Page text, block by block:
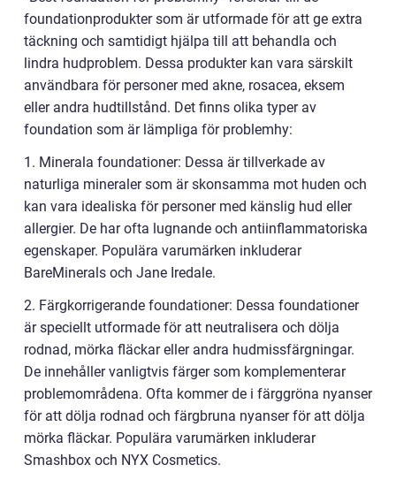
foundationprodukter som är utformade för att ge extra
täckning och samtidigt hjälpa till att behandla och
lindra hudproblem. Dessa produkter kan vara särskilt
användbara för personer med akne, rosacea, eksem
eller andra hudtillstånd. Det finns olika typer av
foundation som är lämpliga för problemhy:
1. Minerala foundationer: Dessa är tillverkade av
naturliga mineraler som är skonsamma mot huden och
kan vara idealiska för personer med känslig hud eller
allergier. De har ofta lugnande och antiinflammatoriska
egenskaper. Populära varumärken inkluderar
BareMinerals och Jane Iredale.
2. Färgkorrigerande foundationer: Dessa foundationer
är speciellt utformade för att neutralisera och dölja
rodnad, mörka fläckar eller andra hudmissfärgningar.
De innehåller vanligtvis färger som komplementerar
problemområdena. Ofta kommer de i färggröna nyanser
för att dölja rodnad och färgbruna nyanser för att dölja
mörka fläckar. Populära varumärken inkluderar
Smashbox och NYX Cosmetics.